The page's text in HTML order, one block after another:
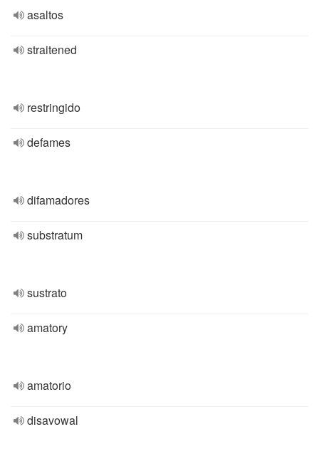
asaltos
straitened
restringido
defames
difamadores
substratum
sustrato
amatory
amatorio
disavowal